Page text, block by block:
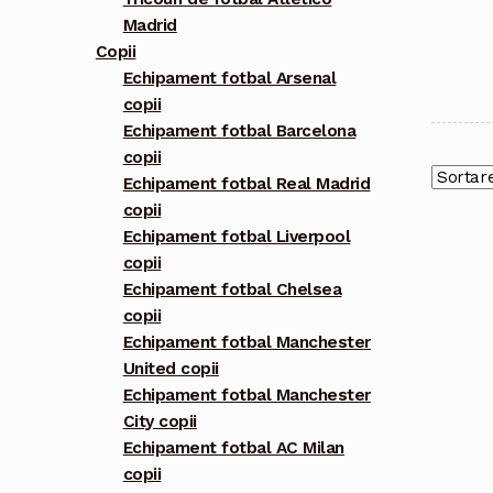
Madrid
Copii
Echipament fotbal Arsenal
copii
Echipament fotbal Barcelona
copii
Echipament fotbal Real Madrid
copii
Echipament fotbal Liverpool
copii
Echipament fotbal Chelsea
copii
Echipament fotbal Manchester
United copii
Echipament fotbal Manchester
City copii
Echipament fotbal AC Milan
copii